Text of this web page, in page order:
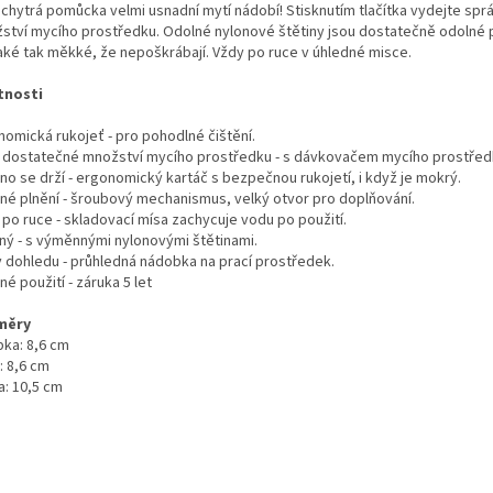
pomůcka velmi usnadní mytí nádobí! Stisknutím tlačítka vydejte
mycího prostředku. Odolné nylonové štětiny jsou dostatečně odolné
tak měkké, že nepoškrábají. Vždy po ruce v úhledné misce.
rukojeť - pro pohodlné čištění.
dostatečné množství mycího prostředku - s dávkovačem mycího
se drží - ergonomický kartáč s bezpečnou rukojetí, i když je mokrý.
plnění - šroubový mechanismus, velký otvor pro doplňování.
ruce - skladovací mísa zachycuje vodu po použití.
- s výměnnými nylonovými štětinami.
dohledu - průhledná nádobka na prací prostředek.
použití - záruka 5 let
8,6 cm
8,6 cm
10,5 cm